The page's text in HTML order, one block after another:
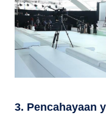
3. Pencahayaan